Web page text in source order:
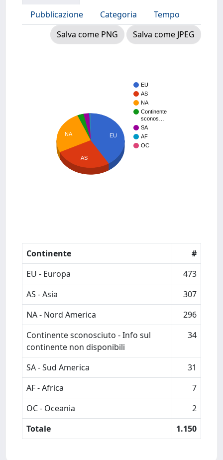
Pubblicazione
Categoria
Tempo
Salva come PNG
Salva come JPEG
EU
AS
NA
Continente
sconos…
SA
AF
OC
EU
NA
AS
Continente
#
EU - Europa
473
AS - Asia
307
NA - Nord America
296
Continente sconosciuto - Info sul
continente non disponibili
34
SA - Sud America
31
AF - Africa
7
OC - Oceania
2
Totale
1.150